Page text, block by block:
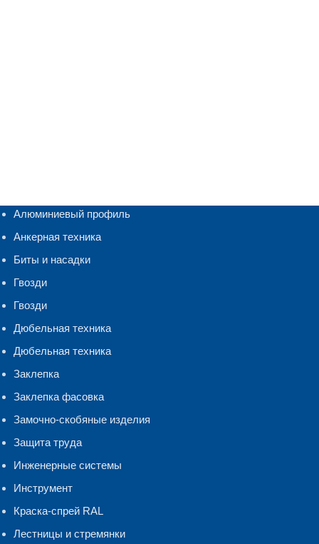
Алюминиевый профиль
Анкерная техника
Биты и насадки
Гвозди
Гвозди
Дюбельная техника
Дюбельная техника
Заклепка
Заклепка фасовка
Замочно-скобяные изделия
Защита труда
Инженерные системы
Инструмент
Краска-спрей RAL
Лестницы и стремянки